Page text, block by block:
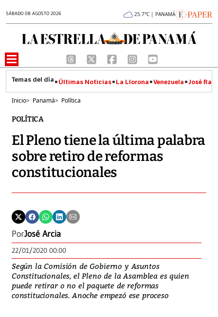
SÁBADO 08 AGOSTO 2026 25.7°C | PANAMÁ
Últimas Noticias La Llorona Venezuela José
Inicio> Panamá> Política
POLÍTICA
El Pleno tiene la última palabra
sobre retiro de reformas
constitucionales
PorJosé Arcia
22/01/2020 00:00
Según la Comisión de Gobierno y Asuntos
Constitucionales, el Pleno de la Asamblea es quien
puede retirar o no el paquete de reformas
constitucionales. Anoche empezó ese proceso